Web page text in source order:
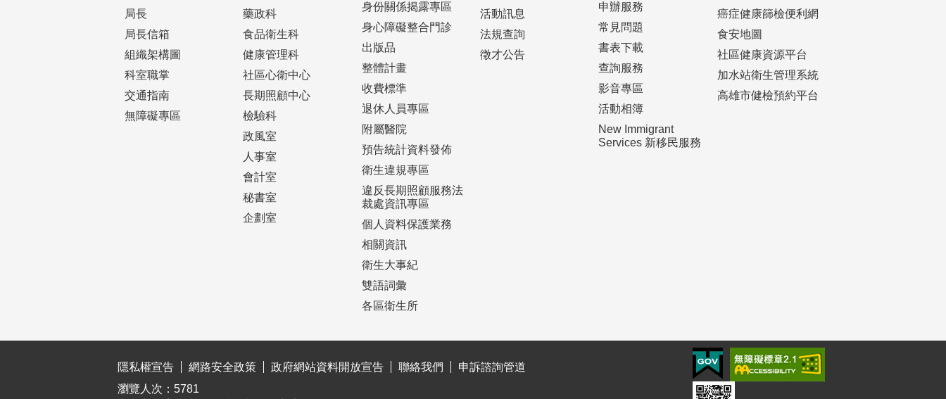
局長
局長信箱
組織架構圖
科室職掌
交通指南
無障礙專區
藥政科
食品衛生科
健康管理科
社區心衛中心
長期照顧中心
檢驗科
政風室
人事室
會計室
秘書室
企劃室
身份關係揭露專區
身心障礙整合門診
出版品
整體計畫
收費標準
退休人員專區
附屬醫院
預告統計資料發佈
衛生違規專區
違反長期照顧服務法
裁處資訊專區
個人資料保護業務
相關資訊
衛生大事紀
雙語詞彙
各區衛生所
活動訊息
法規查詢
徵才公告
申辦服務
常見問題
書表下載
查詢服務
影音專區
活動相簿
New Immigrant
Services 新移民服務
癌症健康篩檢便利網
食安地圖
社區健康資源平台
加水站衛生管理系統
高雄市健檢預約平台
隱私權宣告
網路安全政策 政府網站資料開放宣告 聯絡我們
申訴諮詢管道
瀏覽人次： 5781